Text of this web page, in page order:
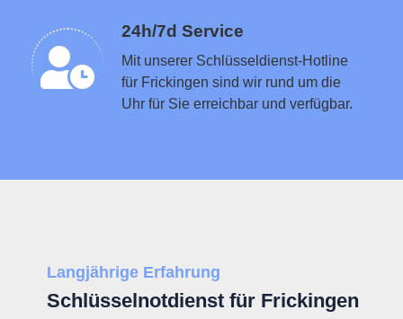
24h/7d Service
Mit unserer Schlüsseldienst-Hotline
für Frickingen sind wir rund um die
Uhr für Sie erreichbar und verfügbar.
Langjährige Erfahrung
Schlüsselnotdienst für Frickingen